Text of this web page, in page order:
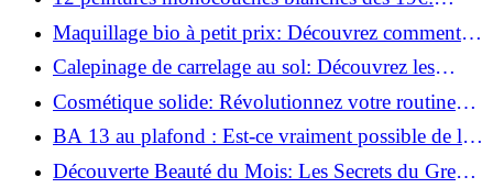
Découvrez les meilleures offres!
Maquillage bio à petit prix: Découvrez comment
s'équiper pour moins de 50€!
Calepinage de carrelage au sol: Découvrez les
astuces incontournables!
Cosmétique solide: Révolutionnez votre routine
beauté pour zéro déchet!
BA 13 au plafond : Est-ce vraiment possible de les
coller ?
Découverte Beauté du Mois: Les Secrets du Green